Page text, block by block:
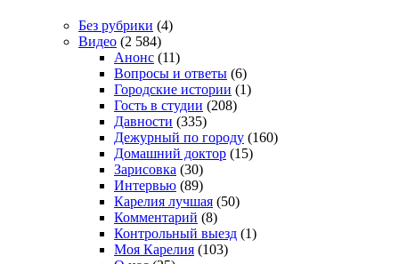
Без рубрики (4)
Видео (2 584)
Анонс (11)
Вопросы и ответы (6)
Городские истории (1)
Гость в студии (208)
Давности (335)
Дежурный по городу (160)
Домашний доктор (15)
Зарисовка (30)
Интервью (89)
Карелия лучшая (50)
Комментарий (8)
Контрольный выезд (1)
Моя Карелия (103)